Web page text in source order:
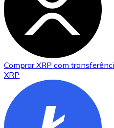
ComprarXRP com
XRP